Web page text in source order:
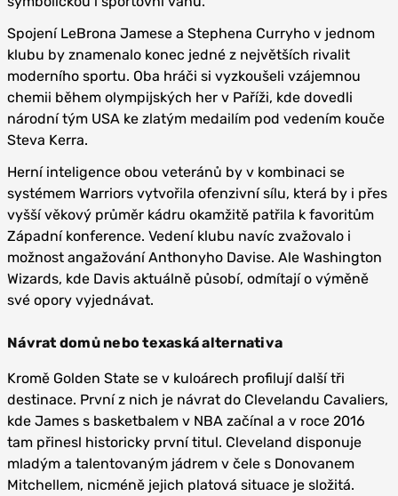
Spojení LeBrona Jamese a Stephena Curryho v jednom
klubu by znamenalo konec jedné z největších rivalit
moderního sportu. Oba hráči si vyzkoušeli vzájemnou
chemii během olympijských her v Paříži, kde dovedli
národní tým USA ke zlatým medailím pod vedením kouče
Steva Kerra.
Herní inteligence obou veteránů by v kombinaci se
systémem Warriors vytvořila ofenzivní sílu, která by i přes
vyšší věkový průměr kádru okamžitě patřila k favoritům
Západní konference. Vedení klubu navíc zvažovalo i
možnost angažování Anthonyho Davise. Ale Washington
Wizards, kde Davis aktuálně působí, odmítají o výměně
své opory vyjednávat.
Návrat domů nebo texaská alternativa
Kromě Golden State se v kuloárech profilují další tři
destinace. První z nich je návrat do Clevelandu Cavaliers,
kde James s basketbalem v NBA začínal a v roce 2016
tam přinesl historicky první titul. Cleveland disponuje
mladým a talentovaným jádrem v čele s Donovanem
Mitchellem, nicméně jejich platová situace je složitá.